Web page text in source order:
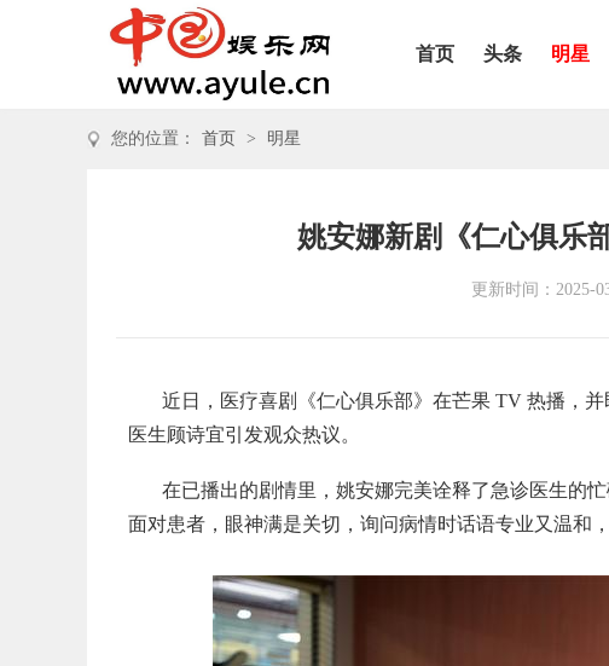
首页 头条 明星
您的位置： 首页 > 明星
姚安娜新剧《仁心俱乐
更新时间：2025-
近日，医疗喜剧《仁心俱乐部》在芒果 TV 热播，
医生顾诗宜引发观众热议。
在已播出的剧情里，姚安娜完美诠释了急诊医生的
面对患者，眼神满是关切，询问病情时话语专业又温和